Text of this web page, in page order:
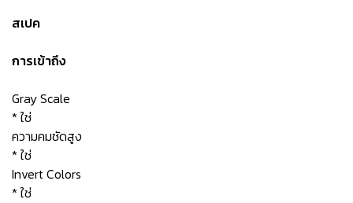
สเปค
การเข้าถึง
Gray Scale
* ใช่
ความคมชัดสูง
* ใช่
Invert Colors
* ใช่